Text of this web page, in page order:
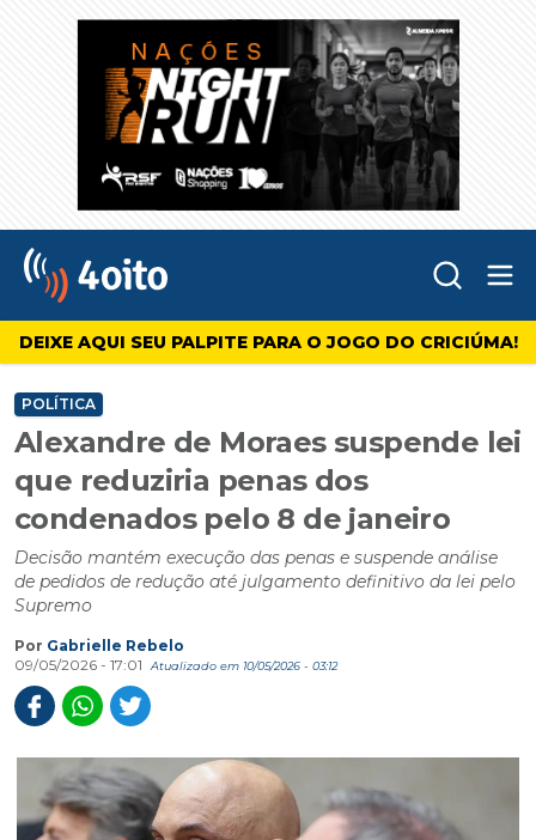
4oito
DEIXE AQUI SEU PALPITE PARA O JOGO DO CRICIÚMA!
POLÍTICA
Alexandre de Moraes suspende lei
que reduziria penas dos
condenados pelo 8 de janeiro
Decisão mantém execução das penas e suspende análise
de pedidos de redução até julgamento definitivo da lei pelo
Supremo
Por Gabrielle Rebelo
09/05/2026 - 17:01
Atualizado em 10/05/2026 - 03:12